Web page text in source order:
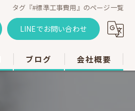
タグ『#標準工事費用』のページ一覧
LINEでお問い合わせ
ブログ 会社概要